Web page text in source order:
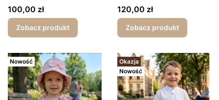
shirt z Kotkiem +
Muślinowe Spodnie
Cena
100,00 zł
Zobacz produkt
krótkie spodenki pistacja
Cena
120,00 zł
Zobacz produkt
Nowość
Okazja
Nowość